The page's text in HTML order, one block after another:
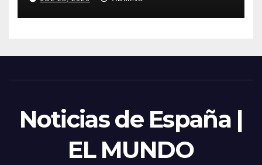
sector público
Noticias de España |
EL MUNDO